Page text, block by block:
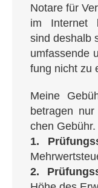
Nota­re für
im Inter­net
sind des­halb
umfas­sen­de
fung nicht zu
Mei­ne
betra­gen
chen
1.
2.